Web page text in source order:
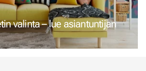
valinta – lue asiantuntijan